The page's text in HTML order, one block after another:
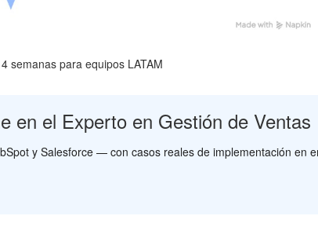
semanas para equipos LATAM
en el Experto en Gestión de Ventas
y Salesforce — con casos reales de implementación en